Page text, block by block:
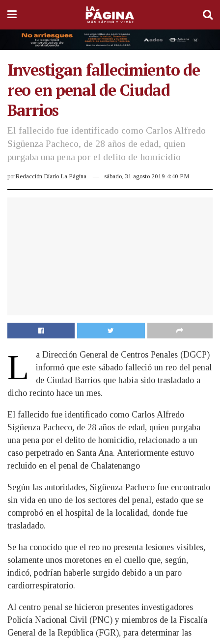
Investigan fallecimiento de
reo en penal de Ciudad
Barrios
El fallecido fue identificado como Carlos Alfredo
Sigüenza Pacheco, de 28 años de edad, quien
purgaba una pena por el delito de homicidio
porRedacción Diario La Página sábado, 31 agosto 2019 4:40 PM
L
a Dirección General de Centros Penales (DGCP)
informó que este sábado falleció un reo del penal
de Ciudad Barrios que había sido trasladado a
dicho recinto hace un mes.
El fallecido fue identificado como Carlos Alfredo
Sigüenza Pacheco, de 28 años de edad, quien purgaba
una pena por el delito de homicidio, relacionado a un
caso perpetrado en Santa Ana. Anteriormente estuvo
recluido en el penal de Chalatenango
Según las autoridades, Sigüenza Pacheco fue encontrado
sin vida en uno de los sectores del penal, estado que se
comprobó en el hospital de la localidad, donde fue
trasladado.
Se ha conocido que el reo no presenta lesiones visibles,
solamente unos moretones en el cuello que, según,
indicó, podrían haberle surgido debido a un paro
cardiorrespiratorio.
Al centro penal se hicieron presentes investigadores
Policía Nacional Civil (PNC) y miembros de la Fiscalía
General de la República (FGR), para determinar las